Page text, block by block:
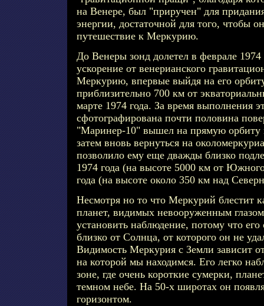
на Венере, был "приручен" для
энергии, достаточной для того, чтобы
путешествие к Меркурию.
До Венеры зонд долетел в феврале 1974
ускорение от венерианского
Меркурию, впервые выйдя на его
приблизительно 700 км от
марте 1974 года. За время выполнения
сфотографирована почти половина
"Маринер-10" вышел на прямую орбиту
затем вновь вернуться на
позволило ему еще дважды близко
1974 года (на высоте 5000 км от
года (на высоте около 350 км над
Несмотря но то что Меркурий блестит
планет, видимых невооруженным
установить наблюдение, потому что
близко от Солнца, от которого он не
Видимость Меркурия с Земли зависит
на которой мы находимся. Его легко
зоне, где очень короткие сумерки,
темном небе. На 50-х широтах он
горизонтом.